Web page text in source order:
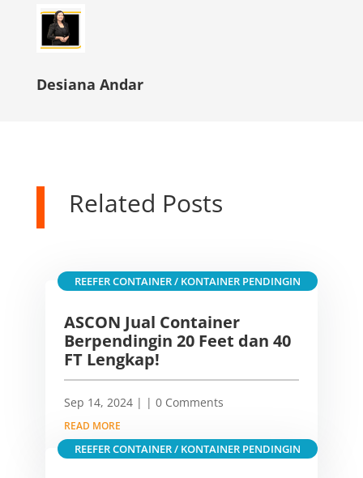
Desiana Andar
Related Posts
ASCON Jual Container
Berpendingin 20 Feet dan 40
FT Lengkap!
Sep 14, 2024|
REEFER CONTAINER / KONTAINER PENDINGIN
| 0 Comments
READ MORE
REEFER CONTAINER / KONTAINER PENDINGIN